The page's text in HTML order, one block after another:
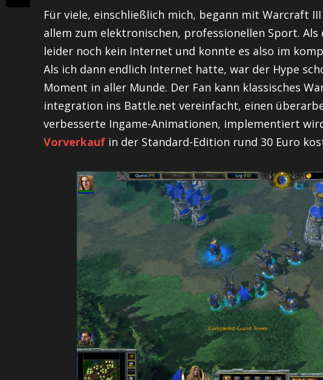
Für viele, einschließlich mich, begann mit Warcraft
allem zum elektronischen, professionellen Sport.
leider noch kein Internet und konnte es also im
Als ich dann endlich Internet hatte, war der Hype
Moment in aller Munde. Der Fan kann klassisches
integration ins Battle.net vereinfacht, einen
verbesserte Ingame-Animationen, implementiert
Vorverkauf in der Standard-Edition rund 30 Euro